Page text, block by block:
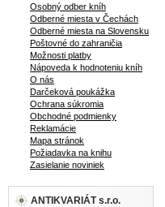
Osobný odber kníh
Odberné miesta v Čechách
Odberné miesta na Slovensku
Poštovné do zahraničia
Možnosti platby
Nápoveda k hodnoteniu kníh
O nás
Darčeková poukážka
Ochrana súkromia
Obchodné podmienky
Reklamácie
Mapa stránok
Požiadavka na knihu
Zasielanie noviniek
ANTIKVARIÁT s.r.o.